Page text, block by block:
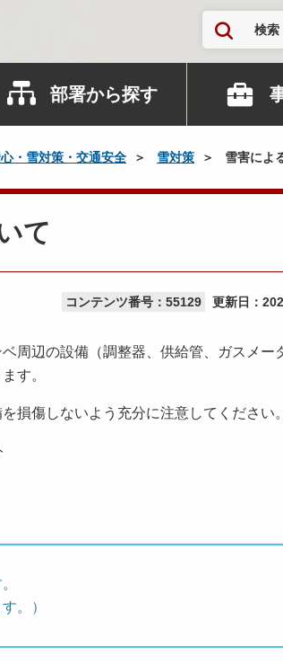
検索
部署から探す
・雪対策・交通安全 雪対策 雪害によ
て
コンテンツ番号：55129 更新日：
周辺の設備（調整器、供給管、ガスメー
す。
損傷しないよう充分に注意してください
。）